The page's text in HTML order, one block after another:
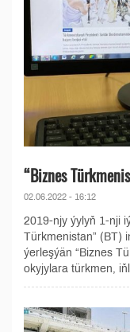
“Biznes
02.06.2022 - 16:12
2019-njy ýylyň 1-nji
Türkmenistan” (BT)
ýerleşýän “Biznes
okyjylara türkmen,